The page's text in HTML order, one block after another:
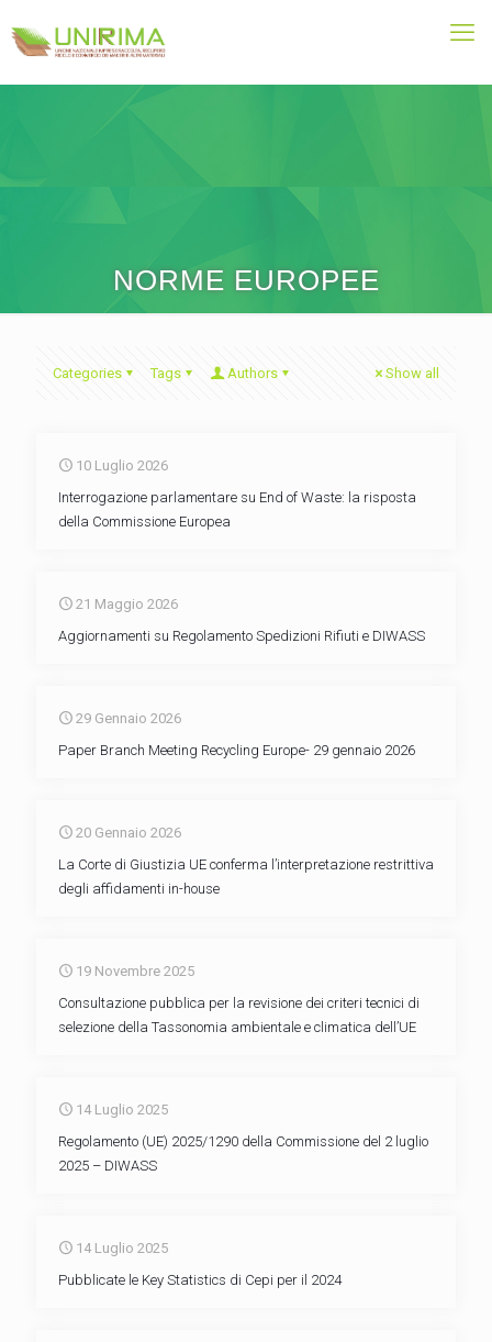
NORME EUROPEE
Categories Tags Authors Show all
10 Luglio 2026
Interrogazione parlamentare su End of Waste: la risposta
della Commissione Europea
21 Maggio 2026
Aggiornamenti su Regolamento Spedizioni Rifiuti e DIWASS
29 Gennaio 2026
Paper Branch Meeting Recycling Europe- 29 gennaio 2026
20 Gennaio 2026
La Corte di Giustizia UE conferma l’interpretazione restrittiva
degli affidamenti in-house
19 Novembre 2025
Consultazione pubblica per la revisione dei criteri tecnici di
selezione della Tassonomia ambientale e climatica dell’UE
14 Luglio 2025
Regolamento (UE) 2025/1290 della Commissione del 2 luglio
2025 – DIWASS
14 Luglio 2025
Pubblicate le Key Statistics di Cepi per il 2024